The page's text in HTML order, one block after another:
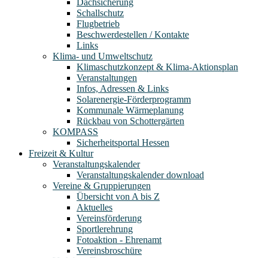
Dachsicherung
Schallschutz
Flugbetrieb
Beschwerdestellen / Kontakte
Links
Klima- und Umweltschutz
Klimaschutzkonzept & Klima-Aktionsplan
Veranstaltungen
Infos, Adressen & Links
Solarenergie-Förderprogramm
Kommunale Wärmeplanung
Rückbau von Schottergärten
KOMPASS
Sicherheitsportal Hessen
Freizeit & Kultur
Veranstaltungskalender
Veranstaltungskalender download
Vereine & Gruppierungen
Übersicht von A bis Z
Aktuelles
Vereinsförderung
Sportlerehrung
Fotoaktion - Ehrenamt
Vereinsbroschüre